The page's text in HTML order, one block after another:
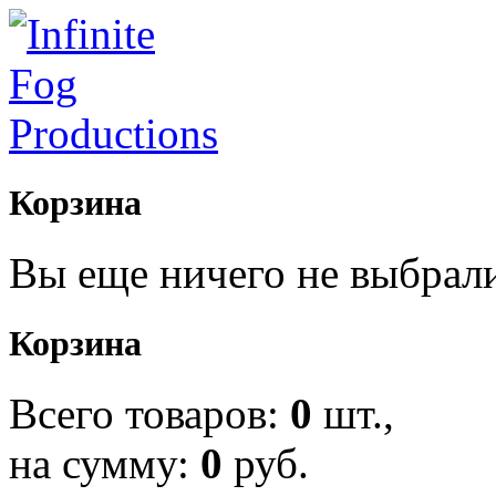
Корзина
Вы еще ничего не
Корзина
Всего товаров: 0 шт.,
на сумму: 0 руб.